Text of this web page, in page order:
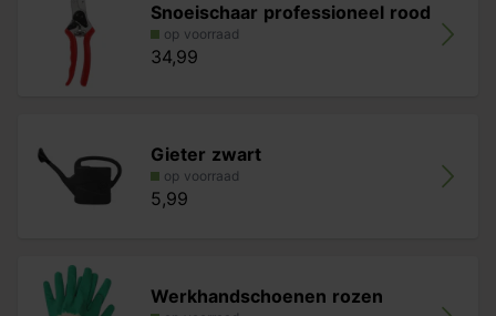
Snoeischaar professioneel rood
op voorraad
34,99
Gieter zwart
op voorraad
5,99
Werkhandschoenen rozen